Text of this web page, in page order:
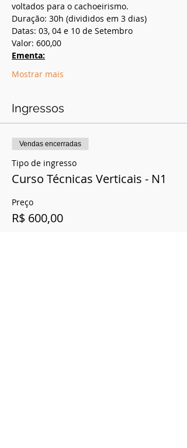
voltados para o cachoeirismo.
Duração: 30h (divididos em 3 dias)
Datas: 03, 04 e 10 de Setembro
Valor: 600,00
Ementa:
Mostrar mais
Ingressos
Vendas encerradas
Tipo de ingresso
Curso Técnicas Verticais - N1
Preço
R$ 600,00